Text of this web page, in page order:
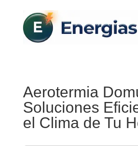
Aerotermia
Soluciones
el Clima de Tu